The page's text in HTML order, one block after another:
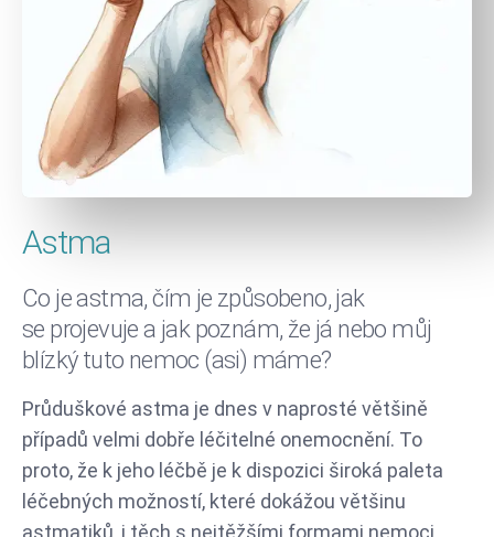
Astma
Co je astma, čím je způsobeno, jak
se projevuje a jak poznám, že já nebo můj
blízký tuto nemoc (asi) máme?
Průduškové astma je dnes v naprosté většině
případů velmi dobře léčitelné onemocnění. To
proto, že k jeho léčbě je k dispozici široká paleta
léčebných možností, které dokážou většinu
astmatiků, i těch s nejtěžšími formami nemoci,